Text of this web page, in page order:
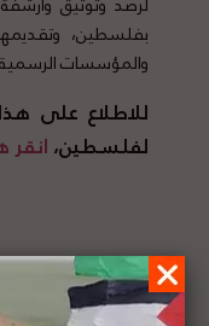
بفلسطين، وتقديمها
والمؤسسات الرسمية
للاطلاع على
لفلسطين، انقر